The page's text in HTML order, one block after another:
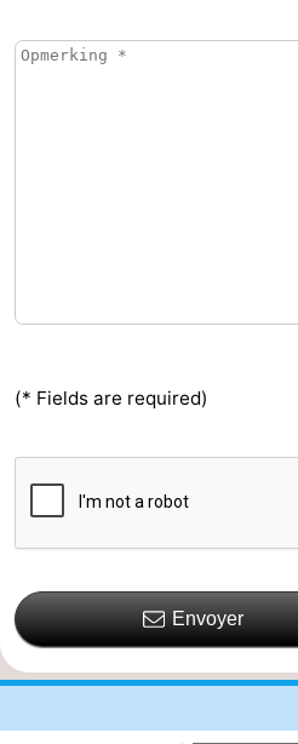
(* Fields are required)
Envoyer